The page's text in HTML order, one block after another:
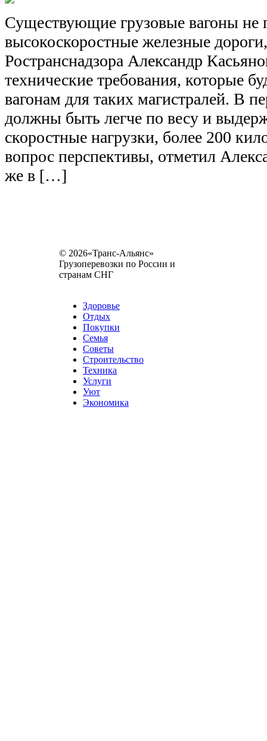
Существующие грузовые вагоны не
высокоскоростные железные дороги,
Ространснадзора Александр
технические требования, которые
вагонам для таких магистралей. В
должны быть легче по весу и
скоростные нагрузки, более 200
вопрос перспективы, отметил
же в […]
© 2026«Транс-Альянс»
Грузоперевозки по России и
странам СНГ
Здоровье
Отдых
Покупки
Семья
Советы
Строительство
Техника
Услуги
Уют
Экономика